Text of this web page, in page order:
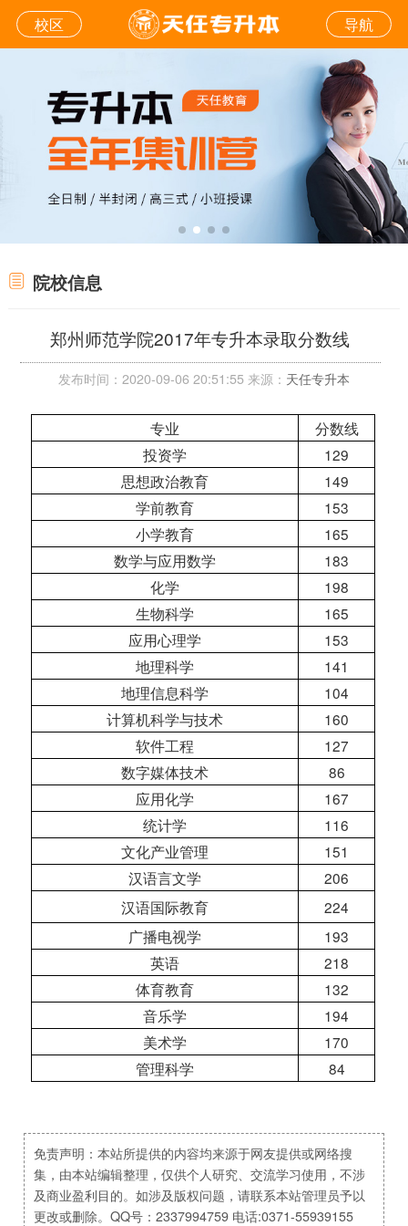
校区 导航
院校信息
郑州师范学院2017年专升本录取分数线
发布时间：2020-09-06 20:51:55 来源： 天任专升本
专业
分数线
投资学
129
思想政治教育
149
学前教育
153
小学教育
165
数学与应用数学
183
化学
198
生物科学
165
应用心理学
153
地理科学
141
地理信息科学
104
计算机科学与技术
160
软件工程
127
数字媒体技术
86
应用化学
167
统计学
116
文化产业管理
151
汉语言文学
206
汉语国际教育
224
广播电视学
193
英语
218
体育教育
132
音乐学
194
美术学
170
管理科学
84
免责声明：本站所提供的内容均来源于网友提供或网络搜
集，由本站编辑整理，仅供个人研究、交流学习使用，不涉
及商业盈利目的。如涉及版权问题，请联系本站管理员予以
更改或删除。QQ号：2337994759 电话:0371-55939155